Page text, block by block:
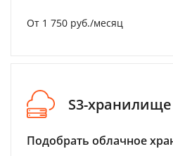
От 1 750 руб./месяц
S3-хранилище
Подобрать облачное